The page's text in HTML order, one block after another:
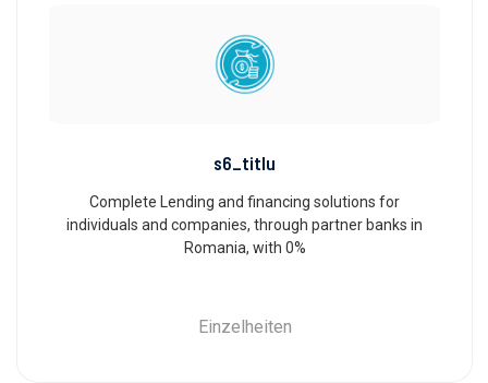
s6_titlu
Complete Lending and financing solutions for
individuals and companies, through partner banks in
Romania, with 0%
Einzelheiten